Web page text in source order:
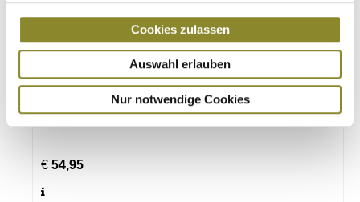
Cookies zulassen
Auswahl erlauben
Nur notwendige Cookies
HÄRKILA DEER STALKER camo Kappe mit Tarnnetz
€ 54,95